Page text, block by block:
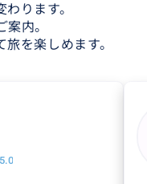
ります。
内。
を楽しめます。
5.0